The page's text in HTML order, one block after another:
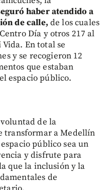
haber atendido a
de calle, de los cuales
Día y otros 217 al
En total se
y se recogieron 12
que estaban
espacio público.
de la
transformar a Medellín
público sea un
y disfrute para
que la inclusión y la
de